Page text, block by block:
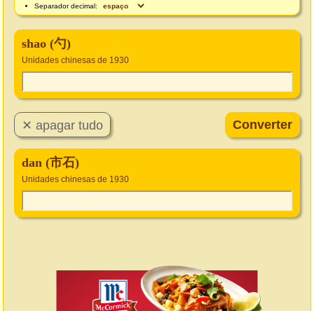
Separador decimal:
shao (勺)
Unidades chinesas de 1930
dan (市石)
Unidades chinesas de 1930